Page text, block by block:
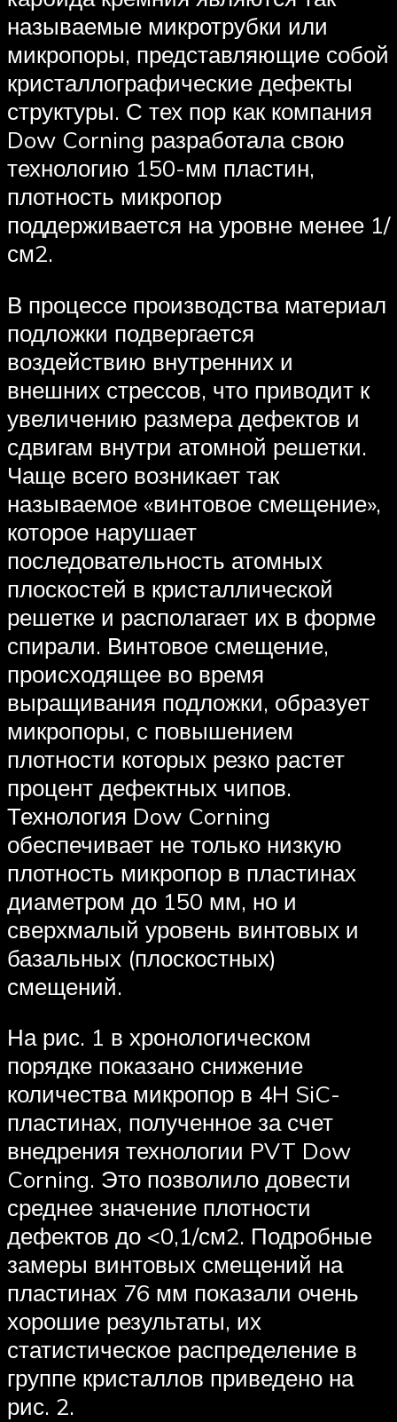
называемые микротрубки или
микропоры, представляющие собой
кристаллографические дефекты
структуры. С тех пор как компания
Dow Corning разработала свою
технологию 150-мм пластин,
плотность микропор
поддерживается на уровне менее 1/
см2.
В процессе производства материал
подложки подвергается
воздействию внутренних и
внешних стрессов, что приводит к
увеличению размера дефектов и
сдвигам внутри атомной решетки.
Чаще всего возникает так
называемое «винтовое смещение»,
которое нарушает
последовательность атомных
плоскостей в кристаллической
решетке и располагает их в форме
спирали. Винтовое смещение,
происходящее во время
выращивания подложки, образует
микропоры, с повышением
плотности которых резко растет
процент дефектных чипов.
Технология Dow Corning
обеспечивает не только низкую
плотность микропор в пластинах
диаметром до 150 мм, но и
сверхмалый уровень винтовых и
базальных (плоскостных)
смещений.
На рис. 1 в хронологическом
порядке показано снижение
количества микропор в 4H SiC-
пластинах, полученное за счет
внедрения технологии PVT Dow
Corning. Это позволило довести
среднее значение плотности
дефектов до <0,1/см2. Подробные
замеры винтовых смещений на
пластинах 76 мм показали очень
хорошие результаты, их
статистическое распределение в
группе кристаллов приведено на
рис. 2.